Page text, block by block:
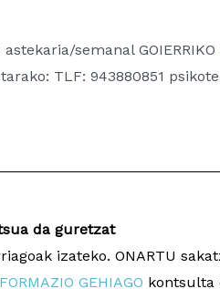
astekaria/semanal
TLF: 943880851
Diseinua eta
da guretzat
izateko. ONARTU
GEHIAGO kontsulta